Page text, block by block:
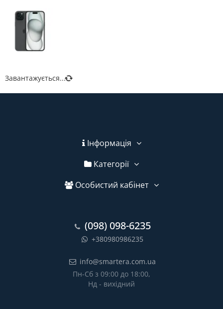
Завантажується...
Інформація
Категорії
Особистий кабінет
(098) 098-6235
+380980986235
info@smartera.com.ua
Пн-Сб з 09:00 до 18:00,
Нд - вихідний